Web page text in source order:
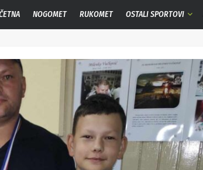
NOGOMET RUKOMET OSTALI SPORTOVI